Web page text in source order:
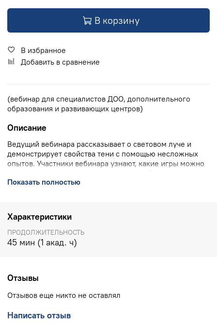
В корзину
В избранное
Добавить в сравнение
(вебинар для специалистов ДОО, дополнительного
образования и развивающих центров)
Описание
Ведущий вебинара рассказывает о световом луче и
демонстрирует свойства тени с помощью несложных
опытов. Участники вебинара узнают, какие игры можно
некоторые оптические законы детям.
КОНТАКТЫ УЧЕБНОГО ЦЕНТРА ИНТ:
(горячая линия, бесплатно по РФ), 8(903) 614 8579
(офис),training@int-edu.ru
Показать полностью
Характеристики
ПРОДОЛЖИТЕЛЬНОСТЬ
45 мин (1 акад. ч)
Отзывы
Отзывов еще никто не оставлял
Написать отзыв